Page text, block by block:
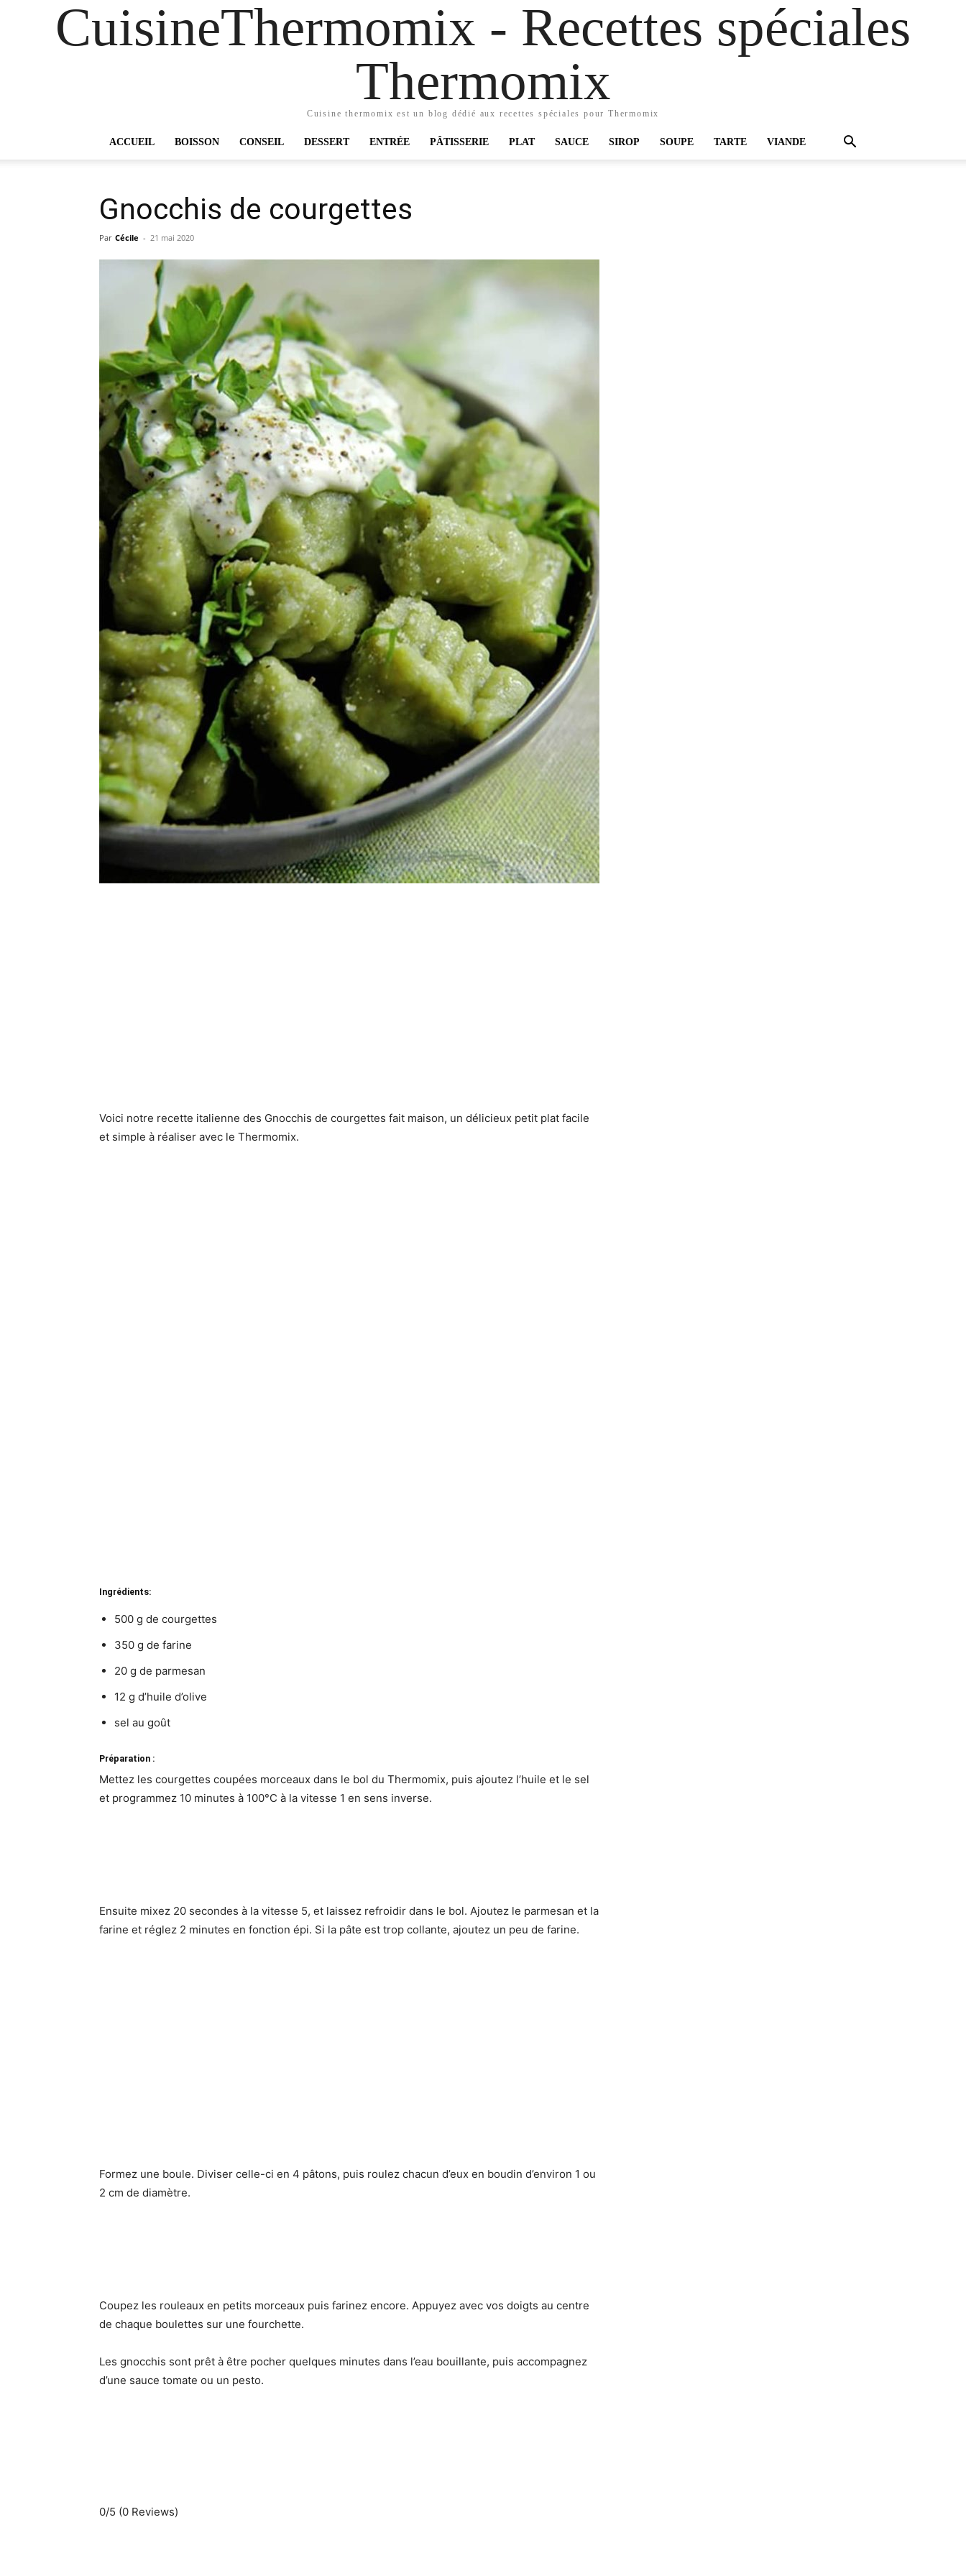
CuisineThermomix - Recettes spéciales
Thermomix
Cuisine thermomix est un blog dédié aux recettes spéciales pour Thermomix
ACCUEIL BOISSON CONSEIL DESSERT ENTRÉE PÂTISSERIE PLAT SAUCE SIROP SOUPE TARTE VIANDE
Gnocchis de courgettes
Par Cécile - 21 mai 2020
Voici notre recette italienne des Gnocchis de courgettes fait maison, un délicieux petit plat facile
et simple à réaliser avec le Thermomix.
Ingrédients:
500 g de courgettes
350 g de farine
20 g de parmesan
12 g d’huile d’olive
sel au goût
Préparation :
Mettez les courgettes coupées morceaux dans le bol du Thermomix, puis ajoutez l’huile et le sel
et programmez 10 minutes à 100°C à la vitesse 1 en sens inverse.
Ensuite mixez 20 secondes à la vitesse 5, et laissez refroidir dans le bol. Ajoutez le parmesan et la
farine et réglez 2 minutes en fonction épi. Si la pâte est trop collante, ajoutez un peu de farine.
Formez une boule. Diviser celle-ci en 4 pâtons, puis roulez chacun d’eux en boudin d’environ 1 ou
2 cm de diamètre.
Coupez les rouleaux en petits morceaux puis farinez encore. Appuyez avec vos doigts au centre
de chaque boulettes sur une fourchette.
Les gnocchis sont prêt à être pocher quelques minutes dans l’eau bouillante, puis accompagnez
d’une sauce tomate ou un pesto.
0/5 (0 Reviews)